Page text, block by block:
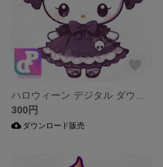
300円
ダウンロード販売